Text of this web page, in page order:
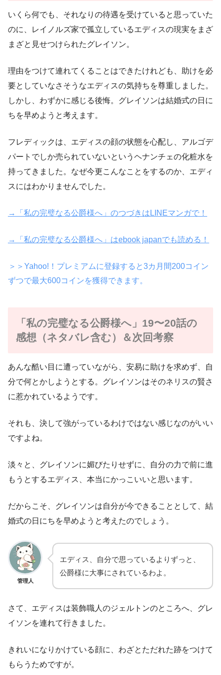
いくら何でも、それなりの待遇を受けていると思っていた
のに、レイノルズ家で孤立しているエディスの現実をまざ
まざと見せつけられたグレイソン。
理由をつけて連れてくることはできたけれども、助けを必
要としていなさそうなエディスの気持ちを尊重しました。
しかし、わずかに感じる後悔。グレイソンは結婚式の日に
ちを早めようと考えます。
フレディックは、エディスの顔の状態を心配し、アルゴデ
パートでしか売られていないというヘナンチェの化粧水を
持ってきました。なぜ今更こんなことをするのか、エディ
スにはわかりませんでした。
→「私の完璧なる公爵様へ」のつづきはLINEマンガで！
→「私の完璧なる公爵様へ」はebook japanでも読める！
＞＞Yahoo!！プレミアムに登録すると3カ月間200コイン
ずつで最大600コインを獲得できます。
「私の完璧なる公爵様へ」19〜20話の
感想（ネタバレ含む）＆次回考察
あんな酷い目に遭っていながら、安易に助けを求めず、自
分で何とかしようとする。グレイソンはそのネリスの賢さ
に惹かれているようです。
それも、決して強がっているわけではない感じなのがいい
ですよね。
淡々と、グレイソンに媚びたりせずに、自分の力で前に進
もうとするエディス、本当にかっこいいと思います。
だからこそ、グレイソンは自分が今できることとして、結
婚式の日にちを早めようと考えたのでしょう。
管理人
エディス、自分で思っているよりずっと、
公爵様に大事にされているわよ。
さて、エディスは装飾職人のジェルトンのところへ、グレ
イソンを連れて行きました。
きれいになりかけている顔に、わざとただれた跡をつけて
もらうためですが。